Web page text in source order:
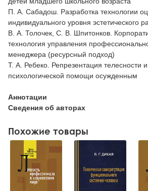
П. А. Сабадош. Разработка технологии
индивидуального уровня эстетического
В. А. Толочек, С. В. Шпитонков.
технология управления
менеджера (ресурсный подход)
Т. А. Ребеко. Репрезентация телесности
психологической помощи осужденным
Аннотации
Сведения об авторах
Похожие товары